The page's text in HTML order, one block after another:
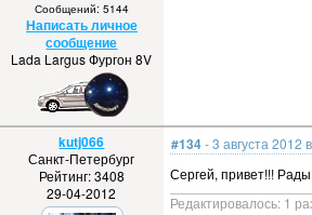
Сообщений: 5144
Написать личное
сообщение
Lada Largus Фургон 8V
kutj066
Санкт-Петербург
Рейтинг: 3408
29-04-2012
#134- 3 августа 2012
Сергей, привет!!!
Редактировалось: 1